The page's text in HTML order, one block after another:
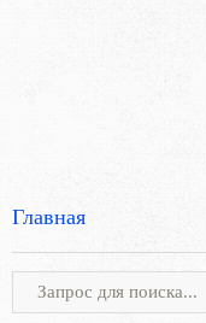
Главная